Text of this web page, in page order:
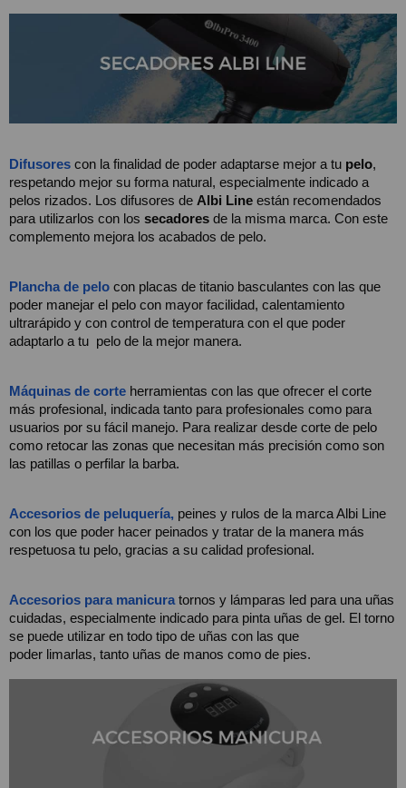
Difusores con la finalidad de poder adaptarse mejor a tu pelo,
respetando mejor su forma natural, especialmente indicado a
pelos rizados. Los difusores de Albi Line están recomendados
para utilizarlos con los secadores de la misma marca. Con este
complemento mejora los acabados de pelo.
Plancha de pelo con placas de titanio basculantes con las que
poder manejar el pelo con mayor facilidad, calentamiento
ultrarápido y con control de temperatura con el que poder
adaptarlo a tu  pelo de la mejor manera.
Máquinas de corte herramientas con las que ofrecer el corte
más profesional, indicada tanto para profesionales como para
usuarios por su fácil manejo. Para realizar desde corte de pelo
como retocar las zonas que necesitan más precisión como son
las patillas o perfilar la barba.
Accesorios de peluquería, peines y rulos de la marca Albi Line
con los que poder hacer peinados y tratar de la manera más
respetuosa tu pelo, gracias a su calidad profesional.
Accesorios para manicura tornos y lámparas led para una uñas
cuidadas, especialmente indicado para pinta uñas de gel. El torno
se puede utilizar en todo tipo de uñas con las que
poder limarlas, tanto uñas de manos como de pies.